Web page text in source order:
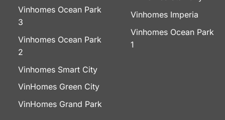
Vinhomes Ocean Park
3
Vinhomes Ocean Park
2
Vinhomes Smart City
VinHomes Green City
VinHomes Grand Park
Vinhomes Imperia
Vinhomes Ocean Park
1